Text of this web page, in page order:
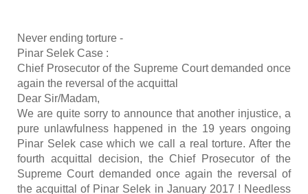
Never ending tor­ture -
Pinar Selek Case :
Chief Pro­se­cu­tor of the Supreme Court deman­ded once
again the rever­sal of the acquit­tal
Dear Sir/Madam,
We are quite sor­ry to announce that ano­ther injus­tice, a
pure unlaw­ful­ness hap­pe­ned in the 19 years ongoing
Pinar Selek case which we call a real tor­ture. After the
fourth acquit­tal deci­sion, the Chief Pro­se­cu­tor of the
Supreme Court deman­ded once again the rever­sal of
the acquit­tal of Pinar Selek in Janua­ry 2017 ! Need­less